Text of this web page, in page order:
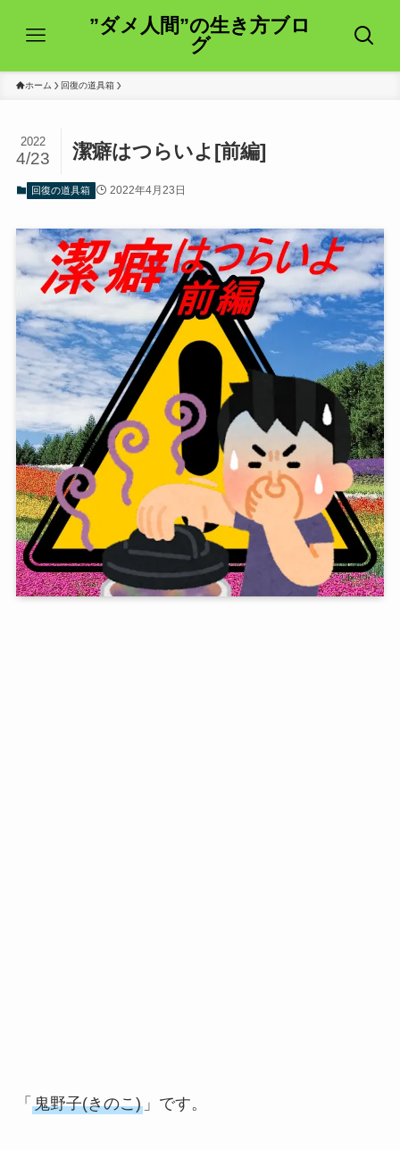
”ダメ人間”の生き方ブロ
グ
ホーム 回復の道具箱
潔癖はつらいよ[前編]
2022
4/23
回復の道具箱 2022年4月23日
「 鬼野子(きのこ)」です。